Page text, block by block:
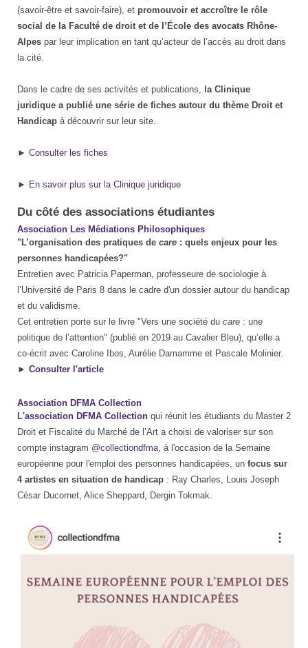
(savoir-être et savoir-faire), et promouvoir et accroître le rôle
social de la Faculté de droit et de l’École des avocats Rhône-
Alpes par leur implication en tant qu’acteur de l’accès au droit dans
la cité.
Dans le cadre de ses activités et publications,
la Clinique
juridique a publié une série de fiches autour du thème Droit et
Handicap à découvrir sur leur site.
► Consulter les fiches
► En savoir plus sur la Clinique juridique
Du côté des associations étudiantes
Association Les Médiations Philosophiques
"L’organisation des pratiques de care : quels enjeux pour les
personnes handicapées?"
Entretien avec Patricia Paperman, professeure de sociologie à
l’Université de Paris 8 dans le cadre d'un dossier autour du handicap
et du validisme.
Cet entretien porte sur le livre "Vers une société du care : une
politique de l’attention" (publié en 2019 au Cavalier Bleu), qu’elle a
co-écrit avec Caroline Ibos, Aurélie Damamme et Pascale Molinier.
► Consulter l'article
Association DFMA Collection
L'association DFMA Collection qui réunit les étudiants du Master 2
Droit et Fiscalité du Marché de l’Art a choisi de valoriser sur son
compte instagram @collectiondfma, à l'occasion de la Semaine
européenne pour l'emploi des personnes handicapées, un focus sur
4 artistes en situation de handicap : Ray Charles, Louis Joseph
César Ducornet, Alice Sheppard, Dergin Tokmak.